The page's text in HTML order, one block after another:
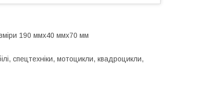
190 ммх40 ммх70 мм
спецтехніки, мотоцикли, квадроцикли,